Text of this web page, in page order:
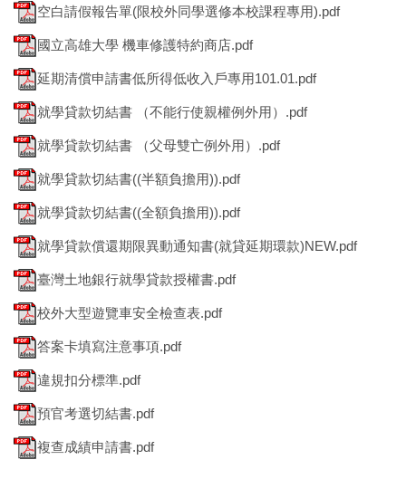
空白請假報告單(限校外同學選修本校課程專用).pdf
國立高雄大學 機車修護特約商店.pdf
延期清償申請書低所得低收入戶專用101.01.pdf
就學貸款切結書 （不能行使親權例外用）.pdf
就學貸款切結書 （父母雙亡例外用）.pdf
就學貸款切結書((半額負擔用)).pdf
就學貸款切結書((全額負擔用)).pdf
就學貸款償還期限異動通知書(就貸延期環款)NEW.pdf
臺灣土地銀行就學貸款授權書.pdf
校外大型遊覽車安全檢查表.pdf
答案卡填寫注意事項.pdf
違規扣分標準.pdf
預官考選切結書.pdf
複查成績申請書.pdf